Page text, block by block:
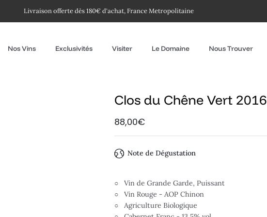
Livraison offerte dès 180€ d'achat, France Metropolitaine
Nos Vins Exclusivités Visiter Le Domaine Nous Trouver
Clos du Chêne Vert 2016
88,00€
Note de Dégustation
○ Vin de Grande Garde, Puissant
○ Vin Rouge - AOP Chinon
○ Agriculture Biologique